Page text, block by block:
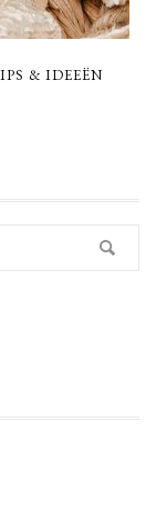
& IDEEËN